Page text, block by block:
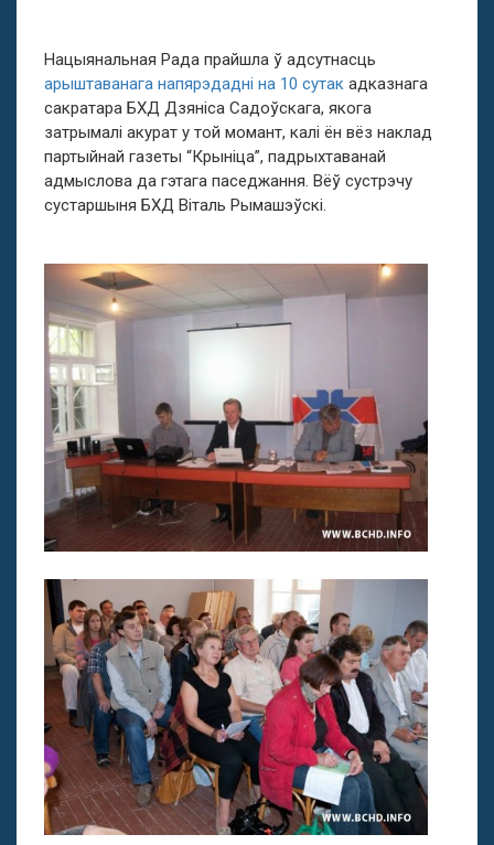
Нацыянальная Рада прайшла ў адсутнасць
арыштаванага напярэдадні на 10 сутак адказнага
сакратара БХД Дзяніса Садоўскага, якога
затрымалі акурат у той момант, калі ён вёз наклад
партыйнай газеты “Крыніца”, падрыхтаванай
адмыслова да гэтага паседжання. Вёў сустрэчу
сустаршыня БХД Віталь Рымашэўскі.